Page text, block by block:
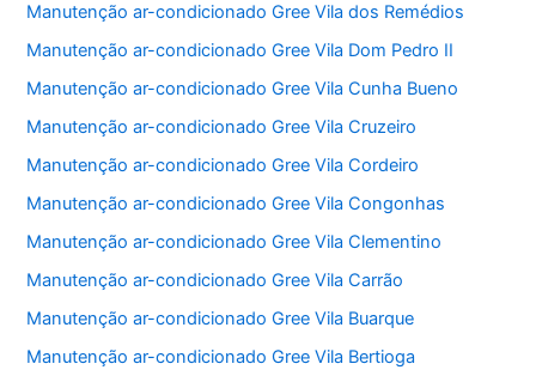
Manutenção ar-condicionado Gree Vila dos Remédios
Manutenção ar-condicionado Gree Vila Dom Pedro II
Manutenção ar-condicionado Gree Vila Cunha Bueno
Manutenção ar-condicionado Gree Vila Cruzeiro
Manutenção ar-condicionado Gree Vila Cordeiro
Manutenção ar-condicionado Gree Vila Congonhas
Manutenção ar-condicionado Gree Vila Clementino
Manutenção ar-condicionado Gree Vila Carrão
Manutenção ar-condicionado Gree Vila Buarque
Manutenção ar-condicionado Gree Vila Bertioga